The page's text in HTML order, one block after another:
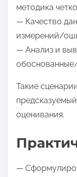
методика
— Качество
измерений/
— Анализ и
Такие
оценивания.
—